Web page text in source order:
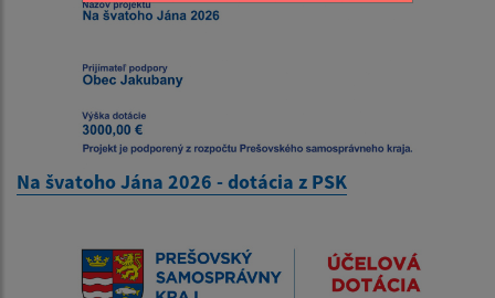
Na švatoho Jána 2026 - dotácia z PSK